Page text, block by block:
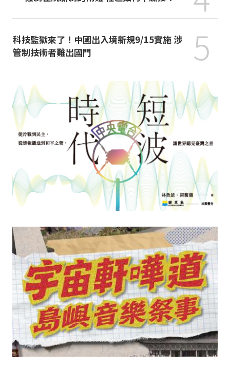
科技監獄來了！中國出入境新規9/15實施 涉
管制技術者難出國門
5